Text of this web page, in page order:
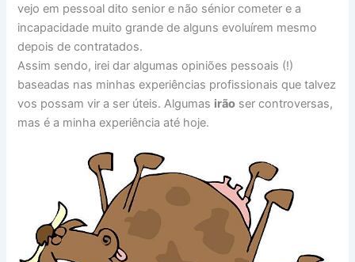
vejo em pessoal dito senior e não sénior cometer e a
incapacidade muito grande de alguns evoluírem mesmo
depois de contratados.
Assim sendo, irei dar algumas opiniões pessoais (!)
baseadas nas minhas experiências profissionais que talvez
vos possam vir a ser úteis. Algumas irão ser controversas,
mas é a minha experiência até hoje.